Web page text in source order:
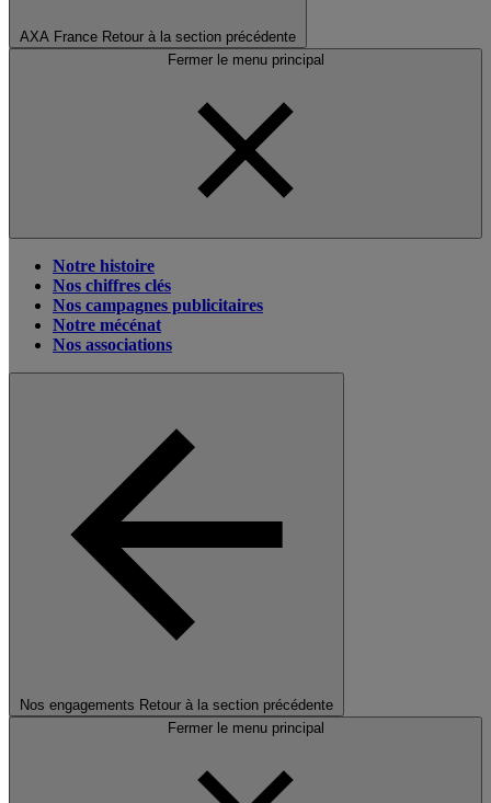
AXA France Retour à la section précédente
Fermer le menu principal
Notre histoire
Nos chiffres clés
Nos campagnes publicitaires
Notre mécénat
Nos associations
Nos engagements Retour à la section précédente
Fermer le menu principal